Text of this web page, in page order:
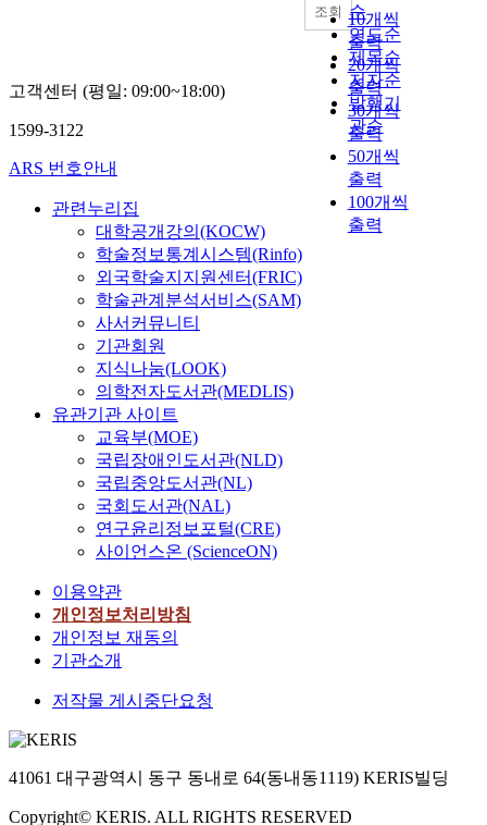
순
연도순
제목순
저자순
발행기
관순
10개씩
출력
20개씩
출력
30개씩
출력
50개씩
출력
100개씩
출력
조회
고객센터 (평일: 09:00~18:00)
1599-3122
ARS 번호안내
관련누리집
대학공개강의(KOCW)
학술정보통계시스템(Rinfo)
외국학술지지원센터(FRIC)
학술관계분석서비스(SAM)
사서커뮤니티
기관회원
지식나눔(LOOK)
의학전자도서관(MEDLIS)
유관기관 사이트
교육부(MOE)
국립장애인도서관(NLD)
국립중앙도서관(NL)
국회도서관(NAL)
연구윤리정보포털(CRE)
사이언스온 (ScienceON)
이용약관
개인정보처리방침
개인정보 재동의
기관소개
저작물 게시중단요청
41061 대구광역시 동구 동내로 64(동내동1119) KERIS빌딩
Copyright© KERIS. ALL RIGHTS RESERVED